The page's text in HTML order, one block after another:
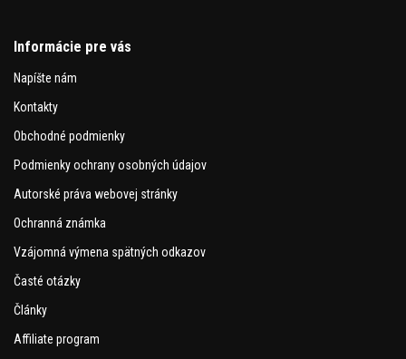
Informácie pre vás
Napíšte nám
Kontakty
Obchodné podmienky
Podmienky ochrany osobných údajov
Autorské práva webovej stránky
Ochranná známka
Vzájomná výmena spätných odkazov
Časté otázky
Články
Affiliate program